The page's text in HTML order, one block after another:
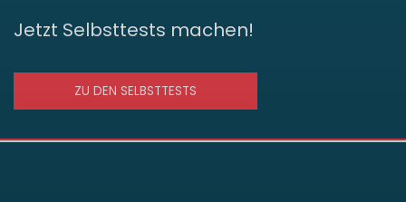
Jetzt Selbsttests machen!
ZU DEN SELBSTTESTS